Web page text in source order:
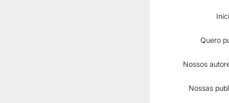
Quero
Nossos
Nossas
Para visualizar